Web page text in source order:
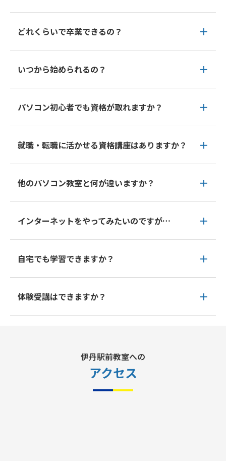
どれくらいで卒業できるの？
いつから始められるの？
パソコン初心者でも資格が取れますか？
就職・転職に活かせる資格講座はありますか？
他のパソコン教室と何が違いますか？
インターネットをやってみたいのですが…
自宅でも学習できますか？
体験受講はできますか？
伊丹駅前教室への
アクセス